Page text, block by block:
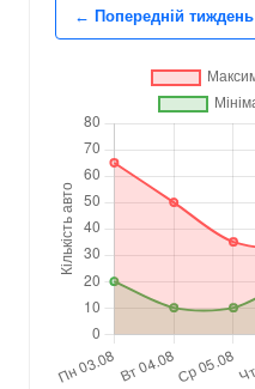
← Попередній тиждень